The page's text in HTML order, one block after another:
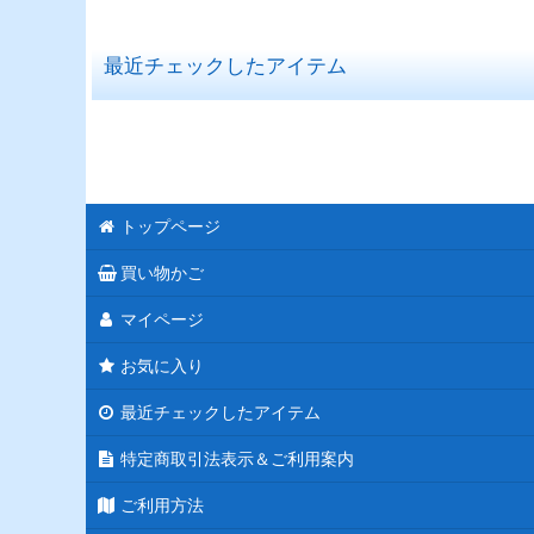
最近チェックしたアイテム
トップページ
買い物かご
マイページ
お気に入り
最近チェックしたアイテム
特定商取引法表示＆ご利用案内
ご利用方法